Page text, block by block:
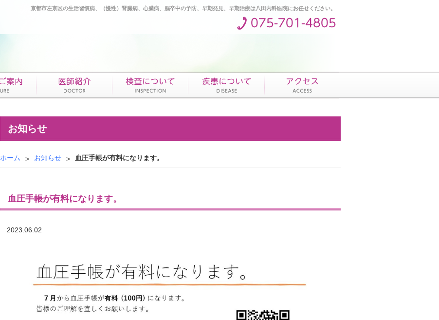
京都市左京区の生活習慣病、（慢性）腎臓病、心臓病、脳卒中の予防、早期発見、早期治療は八田内科医院にお任せください。
お知らせ
ホーム お知らせ 血圧手帳が有料になります。
血圧手帳が有料になります。
2023.06.02